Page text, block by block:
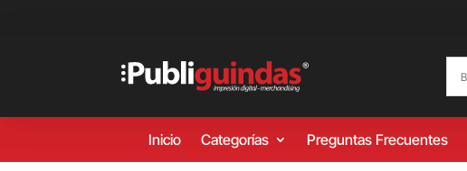
Inicio Categorías Preguntas Frecuentes